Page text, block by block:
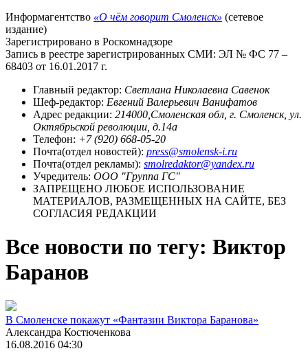
Информагентство «О чём говорит Смоленск» (сетевое
издание)
Зарегистрировано в Роскомнадзоре
Запись в реестре зарегистрированных СМИ: ЭЛ № ФС 77 –
68403 от 16.01.2017 г.
Главный редактор: Светлана Николаевна Савенок
Шеф-редактор: Евгений Валерьевич Ванифатов
Адрес редакции: 214000,Смоленская обл, г. Смоленск, ул.
Октябрьской революции, д.14а
Телефон: +7 (920) 668-05-20
Почта(отдел новостей): press@smolensk-i.ru
Почта(отдел рекламы): smolredaktor@yandex.ru
Учредитель: ООО "Группа ГС"
ЗАПРЕЩЕНО ЛЮБОЕ ИСПОЛЬЗОВАНИЕ
МАТЕРИАЛОВ, РАЗМЕЩЕННЫХ НА САЙТЕ, БЕЗ
СОГЛАСИЯ РЕДАКЦИИ
Все новости по тегу: Виктор
Баранов
В Смоленске покажут «Фантазии Виктора Баранова»
Александра Костюченкова
16.08.2016 04:30